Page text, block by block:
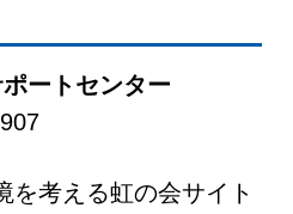
ートセンター
を考える虹の会サイト